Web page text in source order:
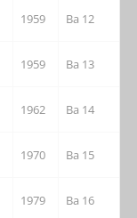
1959 Ba 12
1959 Ba 13
1962 Ba 14
1970 Ba 15
1979 Ba 16